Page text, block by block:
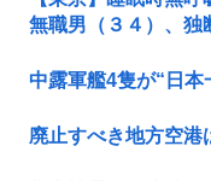
無職男（３４）、
中露軍艦4隻が“日本
廃止すべき地方空港